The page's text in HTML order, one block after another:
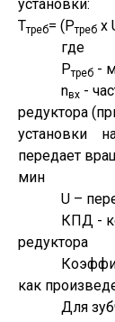
установки:
Ттреб= (Ртреб х
где
Ртреб -
nвх -
редуктора
установки
передает
мин
U –
КПД -
редуктора
как
Для